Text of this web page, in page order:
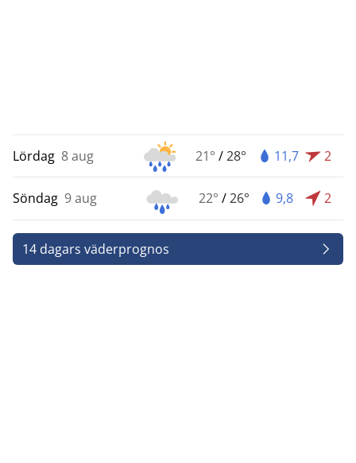
Lördag 8 aug 21° /28° 11,7 2
Söndag 9 aug 22° /26° 9,8 2
14 dagars väderprognos